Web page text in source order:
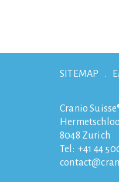
SITEMAP
Cranio
8048 Zurich
Tel: +41 44
contact